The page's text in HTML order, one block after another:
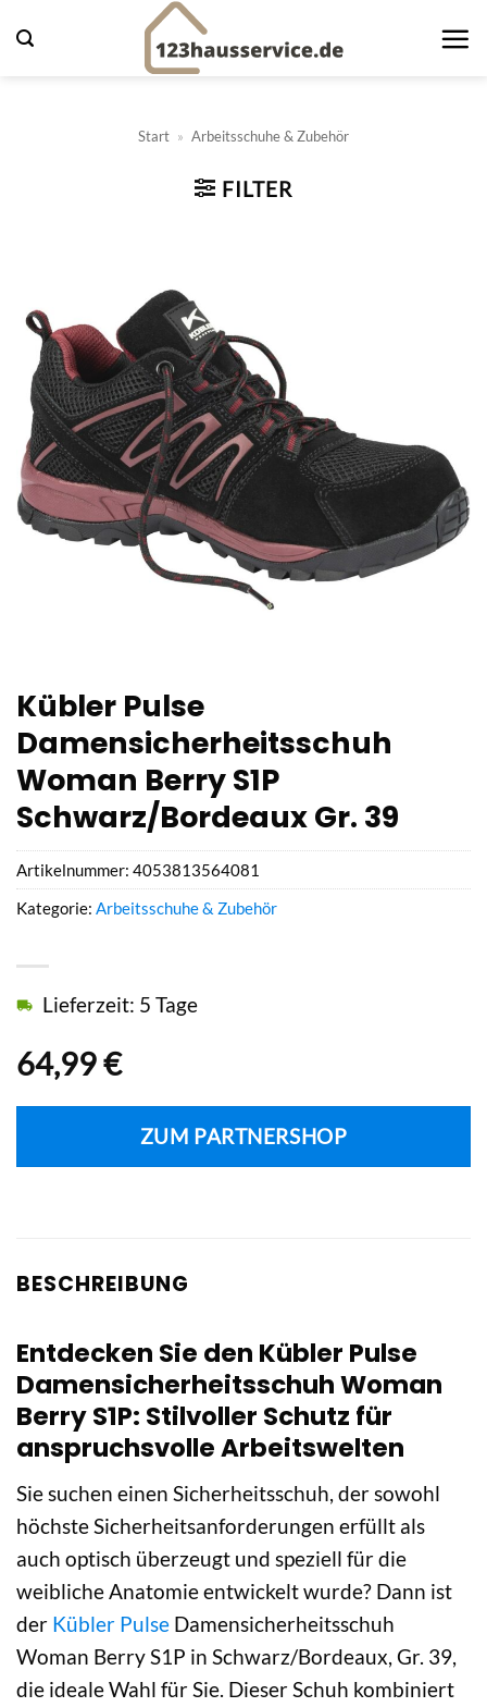
Inhalt
Start » Arbeitsschuhe & Zubehör
FILTER
Kübler Pulse
Damensicherheitsschuh
Woman Berry S1P
Schwarz/Bordeaux Gr. 39
64,99€
Lieferzeit: 5 Tage
ZUM PARTNERSHOP
Artikelnummer: 4053813564081
Kategorie: Arbeitsschuhe & Zubehör
BESCHREIBUNG
Entdecken Sie den Kübler Pulse
Damensicherheitsschuh Woman
Berry S1P: Stilvoller Schutz für
anspruchsvolle Arbeitswelten
Sie suchen einen Sicherheitsschuh, der sowohl
höchste Sicherheitsanforderungen erfüllt als
auch optisch überzeugt und speziell für die
weibliche Anatomie entwickelt wurde? Dann ist
der Kübler Pulse Damensicherheitsschuh
Woman Berry S1P in Schwarz/Bordeaux, Gr. 39,
die ideale Wahl für Sie. Dieser Schuh kombiniert